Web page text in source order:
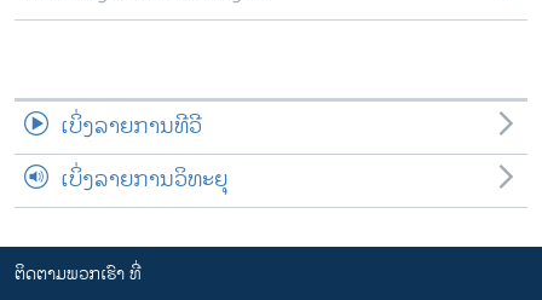
ເບິ່ງລາຍການທີວີ
ເບິ່ງລາຍການວິທະຍຸ
ຕິດຕາມພວກເຮົາ ທີ່